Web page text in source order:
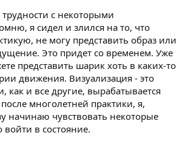
с некоторыми
я сидел и злился на то, что
не могу представить образ или
Это придет со временем. Уже
представить шарик хоть в каких-то
движения. Визуализация - это
и все другие, вырабатывается
многолетней практики, я,
начинаю чувствовать некоторые
в состояние.